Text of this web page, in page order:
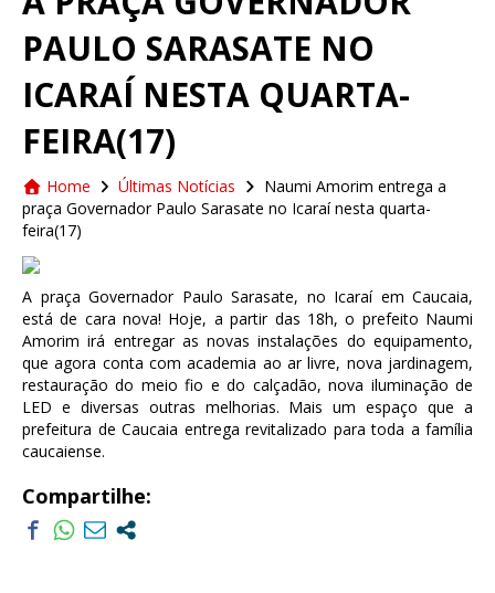
PAULO SARASATE NO
ICARAÍ NESTA QUARTA-
FEIRA(17)
Home Últimas Notícias
Naumi Amorim entrega a
praça Governador Paulo Sarasate no Icaraí nesta quarta-
feira(17)
A praça Governador Paulo Sarasate, no Icaraí em Caucaia,
está de cara nova! Hoje, a partir das 18h, o prefeito Naumi
Amorim irá entregar as novas instalações do equipamento,
que agora conta com academia ao ar livre, nova jardinagem,
restauração do meio fio e do calçadão, nova iluminação de
LED e diversas outras melhorias. Mais um espaço que a
prefeitura de Caucaia entrega revitalizado para toda a família
caucaiense.
Compartilhe: